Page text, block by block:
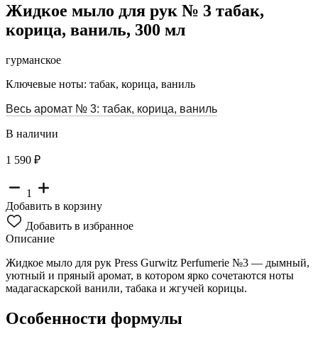
Жидкое мыло для рук № 3 табак,
корица, ваниль, 300 мл
гурманское
Ключевые ноты: табак, корица, ваниль
Весь аромат № 3: табак, корица, ваниль
В наличии
1 590 ₽
1
Добавить в корзину
Добавить в избранное
Описание
Жидкое мыло для рук Press Gurwitz Perfumerie №3 — дымный,
уютный и пряный аромат, в котором ярко сочетаются ноты
мадагаскарской ванили, табака и жгучей корицы.
Особенности формулы